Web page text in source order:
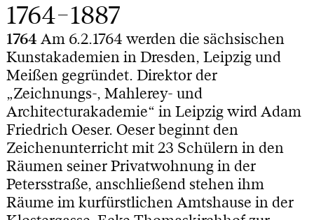
1764–1887
1764 Am 6.2.1764 werden die sächsischen
Kunstakademien in Dresden, Leipzig und
Meißen gegründet. Direktor der
„Zeichnungs-, Mahlerey- und
Architecturakademie“ in Leipzig wird Adam
Friedrich Oeser. Oeser beginnt den
Zeichenunterricht mit 23 Schülern in den
Räumen seiner Privatwohnung in der
Petersstraße, anschließend stehen ihm
Räume im kurfürstlichen Amtshause in der